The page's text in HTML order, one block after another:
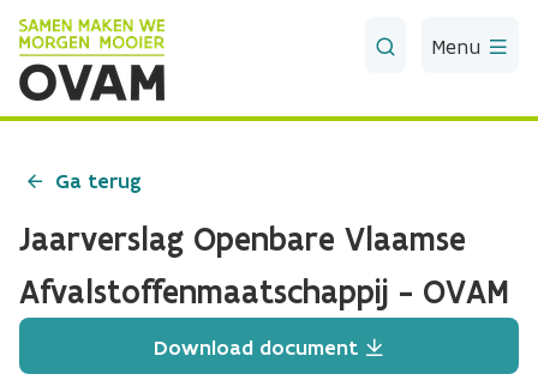
Skip to Main Content
Menu
Ga terug
Jaarverslag Openbare Vlaamse
Afvalstoffenmaatschappij - OVAM
Download document